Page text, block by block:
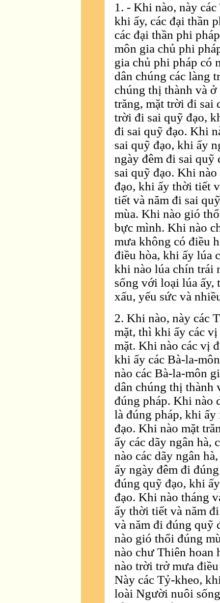
1. - Khi nào, này
khi ấy, các đại thần
các đại thần phi
môn gia chủ phi
gia chủ phi pháp có
dân chúng các làng
chúng thị thành và
trăng, mặt trời đi sai
trời đi sai quỹ đạo,
đi sai quỹ đạo. Khi
sai quỹ đạo, khi ấy
ngày đêm đi sai quỹ
sai quỹ đạo. Khi
đạo, khi ấy thời tiết
tiết và năm đi sai
mùa. Khi nào gió
bực mình. Khi nào
mưa không có điều
điều hòa, khi ấy lúa
khi nào lúa chín trái
sống với loại lúa ấy,
xấu, yếu sức và
2. Khi nào, này các
mặt, thì khi ấy các
mặt. Khi nào các vị
khi ấy các Bà-la-
nào các Bà-la-môn
dân chúng thị thành
đúng pháp. Khi nào
là đúng pháp, khi
đạo. Khi nào mặt
ấy các dãy ngân hà,
nào các dãy ngân
ấy ngày đêm đi
đúng quỹ đạo, khi
đạo. Khi nào tháng
ấy thời tiết và năm
và năm đi đúng quỹ
nào gió thổi đúng
nào chư Thiên
nào trời trở mưa
Này các Tỷ-kheo,
loài Người nuôi